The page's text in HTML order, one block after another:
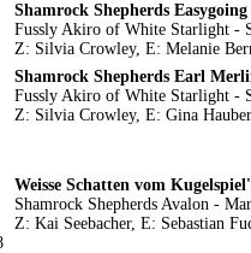
Shamrock Shepherds
Fussly Akiro of White Starlight -
Z: Silvia Crowley, E: Melanie
Shamrock Shepherds Earl
Fussly Akiro of White Starlight -
Z: Silvia Crowley, E: Gina Hauber
Weisse Schatten vom
Shamrock Shepherds Avalon -
Z: Kai Seebacher, E: Sebastian